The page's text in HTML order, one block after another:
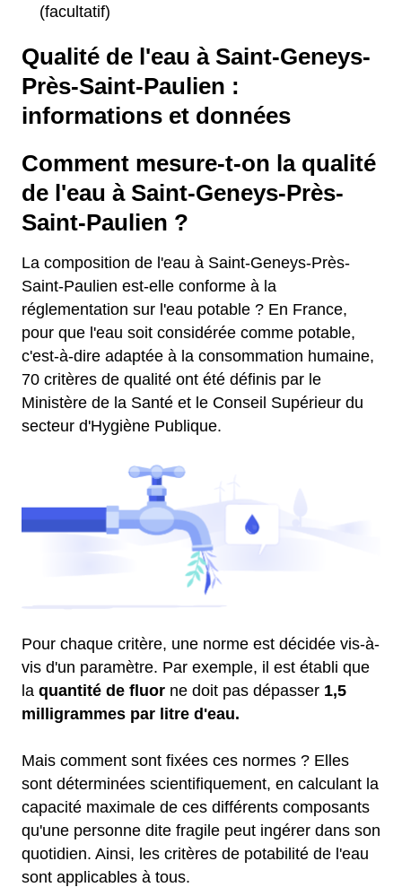
(facultatif)
Qualité de l'eau à Saint-Geneys-
Près-Saint-Paulien :
informations et données
Comment mesure-t-on la qualité
de l'eau à Saint-Geneys-Près-
Saint-Paulien ?
La composition de l'eau à Saint-Geneys-Près-
Saint-Paulien est-elle conforme à la
réglementation sur l'eau potable ? En France,
pour que l'eau soit considérée comme potable,
c'est-à-dire adaptée à la consommation humaine,
70 critères de qualité ont été définis par le
Ministère de la Santé et le Conseil Supérieur du
secteur d'Hygiène Publique.
Pour chaque critère, une norme est décidée vis-à-
vis d'un paramètre. Par exemple, il est établi que
la quantité de fluor ne doit pas dépasser 1,5
milligrammes par litre d'eau.
Mais comment sont fixées ces normes ? Elles
sont déterminées scientifiquement, en calculant la
capacité maximale de ces différents composants
qu'une personne dite fragile peut ingérer dans son
quotidien. Ainsi, les critères de potabilité de l'eau
sont applicables à tous.